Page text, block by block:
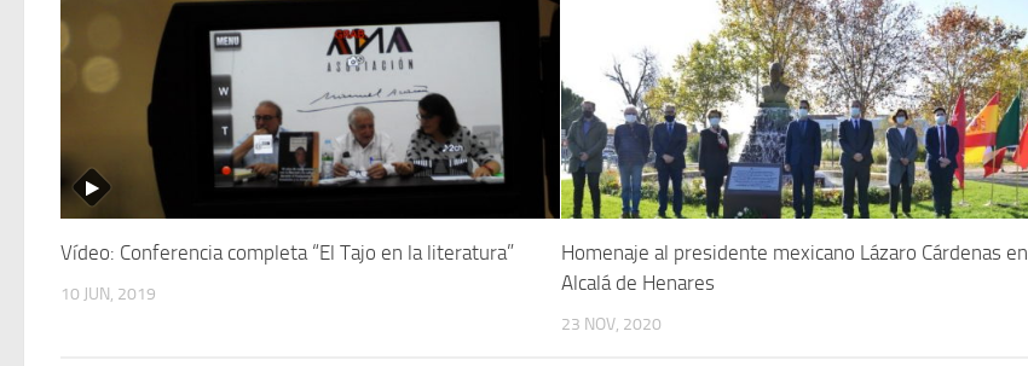
Vídeo: Conferencia completa “El Tajo en la literatura”
10 JUN, 2019
Homenaje al presidente mexicano Lázaro Cárdenas en
Alcalá de Henares
23 NOV, 2020